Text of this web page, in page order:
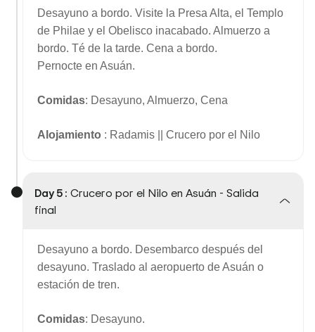
Desayuno a bordo. Visite la Presa Alta, el Templo
de Philae y el Obelisco inacabado. Almuerzo a
bordo. Té de la tarde. Cena a bordo.
Pernocte en Asuán.
Comidas: Desayuno, Almuerzo, Cena
Alojamiento : Radamis || Crucero por el Nilo
Day 5 : Crucero por el Nilo en Asuán - Salida
final
Desayuno a bordo. Desembarco después del
desayuno. Traslado al aeropuerto de Asuán o
estación de tren.
Comidas: Desayuno.